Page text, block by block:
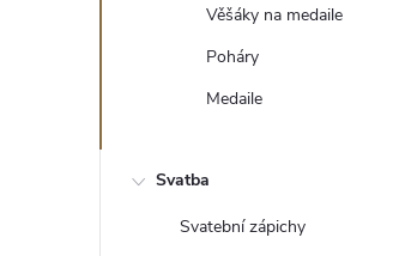
e
Věšáky na medaile
Poháry
Medaile
Svatba
Svatební zápichy